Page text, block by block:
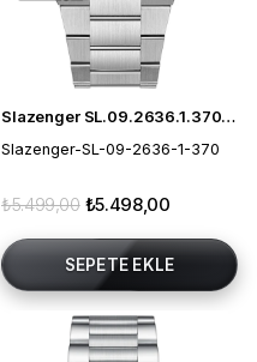
Slazenger SL.09.2636.1.370 Erkek Kol Saati
Slazenger-SL-09-2636-1-370
₺5.498,00
₺5.499,00
SEPETE EKLE